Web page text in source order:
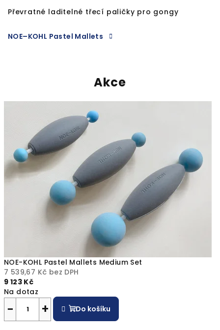
Převratné laditelné třecí paličky pro gongy
NOE–KOHL Pastel Mallets
m
e
t
n
g
M
a
Akce
NOE-KOHL Pastel Mallets Medium Set
7 539,67 Kč bez DPH
9 123 Kč
Na dotaz
+
− Do košíku